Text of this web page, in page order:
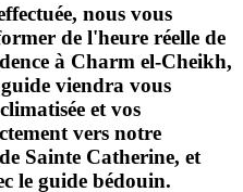
nous vous
de l'heure réelle de
à Charm el-Cheikh,
viendra vous
et vos
vers notre
Sainte Catherine, et
le guide bédouin.